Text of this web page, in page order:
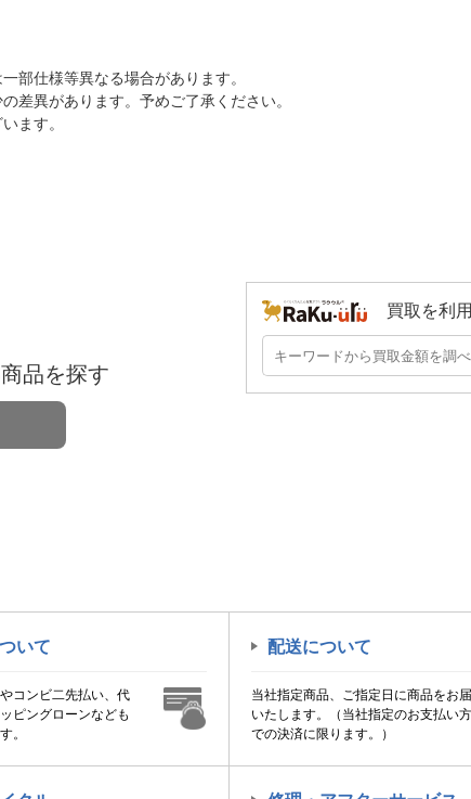
部仕様等異なる場合があります。
差異があります。予めご了承ください。
ます。
品を探す
買取を利
いて
コンビ二先払い、代
ピングローンなども
。
配送について
当社指定商品、ご指定日に商品をお
いたします。（当社指定のお支払い
での決済に限ります。）